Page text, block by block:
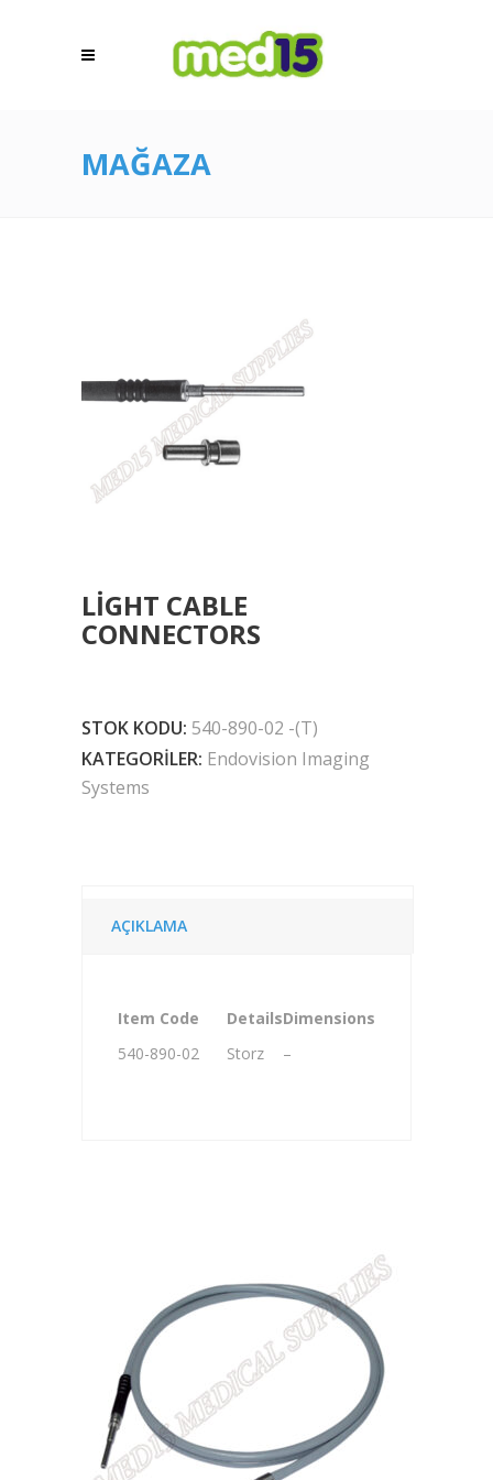
MAĞAZA
LIGHT CABLE
CONNECTORS
STOK KODU: 540-890-02 -(T)
KATEGORILER: Endovision Imaging
Systems
AÇIKLAMA
Item Code DetailsDimensions
540-890-02
Storz –